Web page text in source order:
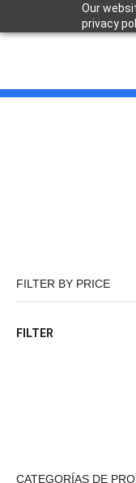
Our
privacy
FILTER BY PRICE
FILTER
CATEGORÍAS DE